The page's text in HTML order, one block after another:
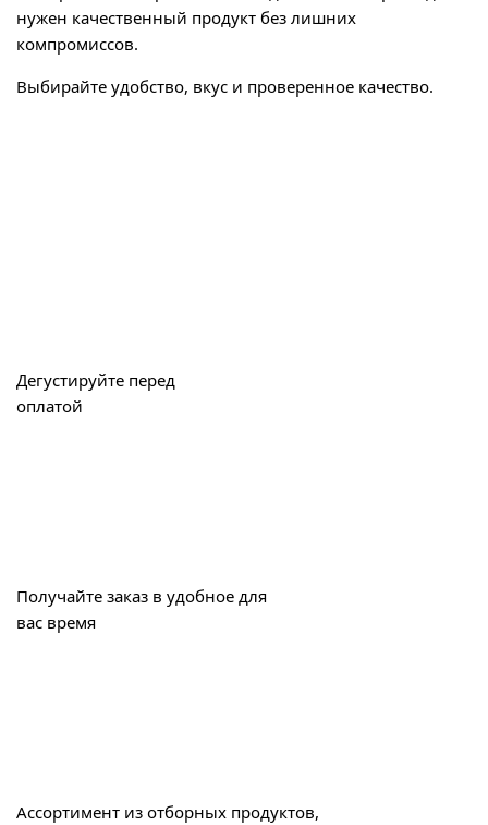
нужен качественный продукт без лишних
компромиссов.
Выбирайте удобство, вкус и проверенное качество.
Дегустируйте перед
оплатой
Получайте заказ в удобное для
вас время
Ассортимент из отборных продуктов,